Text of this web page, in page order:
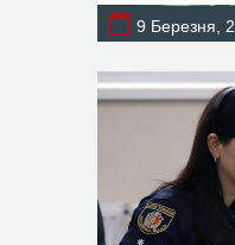
9 Березня,